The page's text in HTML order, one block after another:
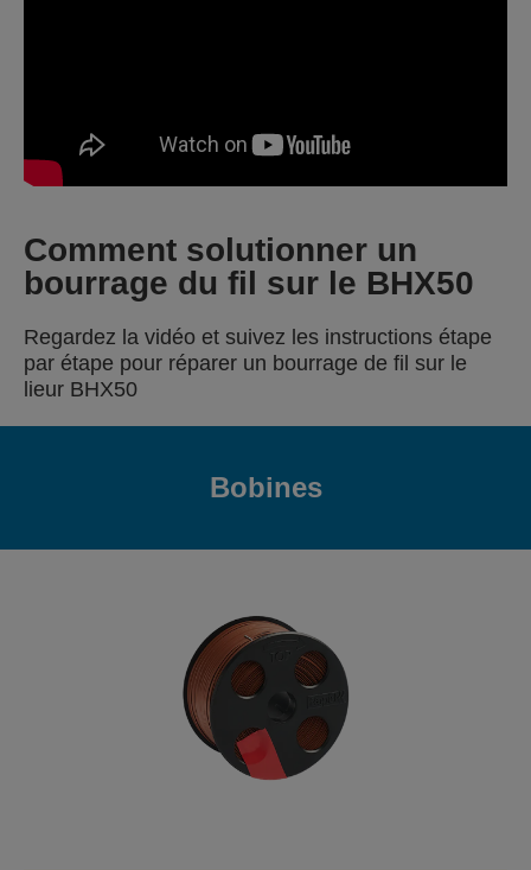
Comment solutionner un
bourrage du fil sur le BHX50
Regardez la vidéo et suivez les instructions étape
par étape pour réparer un bourrage de fil sur le
lieur BHX50
Bobines